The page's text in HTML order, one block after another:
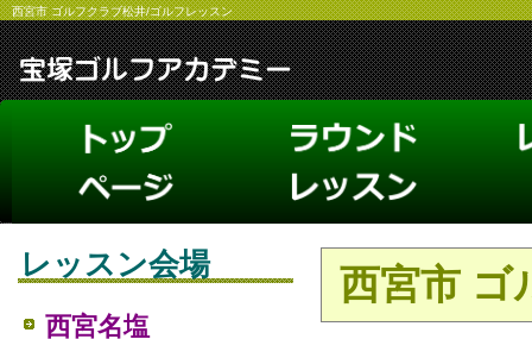
西宮市 ゴルフクラブ松井/ゴルフレッスン
西宮市 ゴ
レッスン会場
西宮名塩